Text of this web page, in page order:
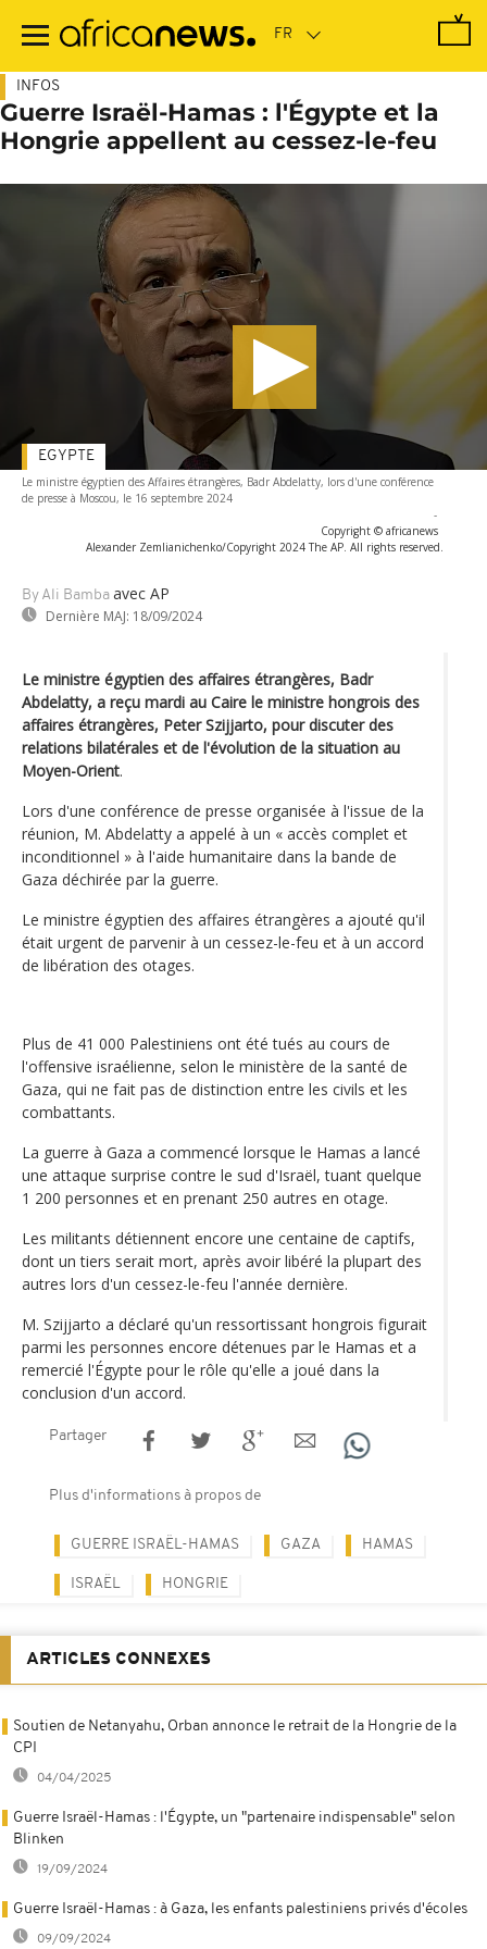
contenu
INFOS
Guerre Israël-Hamas : l'Égypte et la
Hongrie appellent au cessez-le-feu
Le ministre égyptien des Affaires étrangères, Badr Abdelatty, lors d'une conférence
de presse à Moscou, le 16 septembre 2024
-
Copyright © africanews
Alexander Zemlianichenko/Copyright 2024 The AP. All rights reserved.
By Ali Bamba avec AP
Dernière MAJ: 18/09/2024
EGYPTE
Le ministre égyptien des affaires étrangères, Badr
Abdelatty, a reçu mardi au Caire le ministre hongrois des
affaires étrangères, Peter Szijjarto, pour discuter des
relations bilatérales et de l'évolution de la situation au
Moyen-Orient.
Lors d'une conférence de presse organisée à l'issue de la
réunion, M. Abdelatty a appelé à un « accès complet et
inconditionnel » à l'aide humanitaire dans la bande de
Gaza déchirée par la guerre.
Le ministre égyptien des affaires étrangères a ajouté qu'il
était urgent de parvenir à un cessez-le-feu et à un accord
de libération des otages.
Plus de 41 000 Palestiniens ont été tués au cours de
l'offensive israélienne, selon le ministère de la santé de
Gaza, qui ne fait pas de distinction entre les civils et les
combattants.
La guerre à Gaza a commencé lorsque le Hamas a lancé
une attaque surprise contre le sud d'Israël, tuant quelque
1 200 personnes et en prenant 250 autres en otage.
Les militants détiennent encore une centaine de captifs,
dont un tiers serait mort, après avoir libéré la plupart des
autres lors d'un cessez-le-feu l'année dernière.
M. Szijjarto a déclaré qu'un ressortissant hongrois figurait
parmi les personnes encore détenues par le Hamas et a
remercié l'Égypte pour le rôle qu'elle a joué dans la
conclusion d'un accord.
Partager
Plus d'informations à propos de
GUERRE ISRAËL-HAMAS GAZA HAMAS
ISRAËL HONGRIE
ARTICLES CONNEXES
Soutien de Netanyahu, Orban annonce le retrait de la Hongrie de la
CPI
04/04/2025
Guerre Israël-Hamas : l'Égypte, un "partenaire indispensable" selon
Blinken
19/09/2024
Guerre Israël-Hamas : à Gaza, les enfants palestiniens privés d'écoles
09/09/2024